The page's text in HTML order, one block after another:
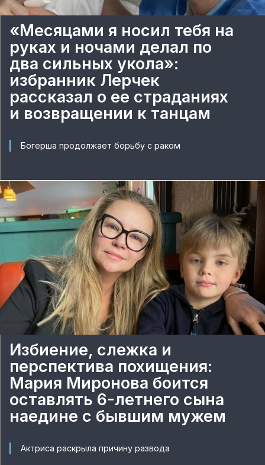
«Месяцами я носил тебя на
руках и ночами делал по
два сильных укола»:
избранник Лерчек
рассказал о ее страданиях
и возвращении к танцам
Богерша продолжает борьбу с раком
Избиение, слежка и
перспектива похищения:
Мария Миронова боится
оставлять 6-летнего сына
наедине с бывшим мужем
Актриса раскрыла причину развода